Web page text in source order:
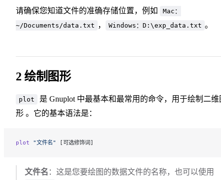
请确保您知道文件的准确存储位置，例如
Mac：
~/Documents/data.txt ， Windows：D:\exp_data.txt 。
2 绘制图形
plot
是 Gnuplot 中最基本和最常用的命令，用于绘制二维
形 。它的基本语法是：
plot "文件名" [可选修饰词]
文件名 ：这是您要绘图的数据文件的名称，也可以使用